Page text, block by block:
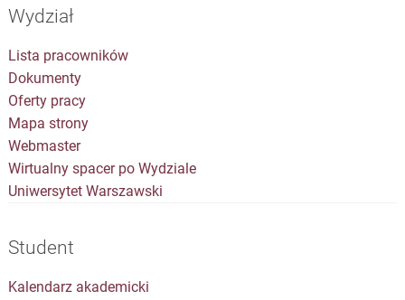
Wydział
Lista pracowników
Dokumenty
Oferty pracy
Mapa strony
Webmaster
Wirtualny spacer po Wydziale
Uniwersytet Warszawski
Student
Kalendarz akademicki